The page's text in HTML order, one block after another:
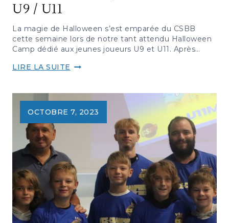
U9 / U11
La magie de Halloween s’est emparée du CSBB
cette semaine lors de notre tant attendu Halloween
Camp dédié aux jeunes joueurs U9 et U11. Après…
LIRE LA SUITE HALLOWEEN
TOURNOI
3×3
U9
OCTOBRE 7, 2023